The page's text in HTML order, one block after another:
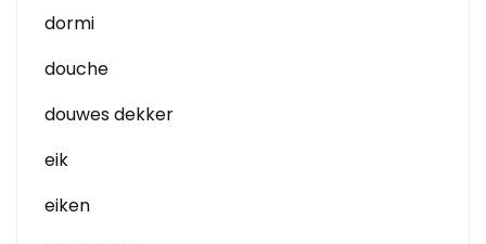
dormi
douche
douwes dekker
eik
eiken